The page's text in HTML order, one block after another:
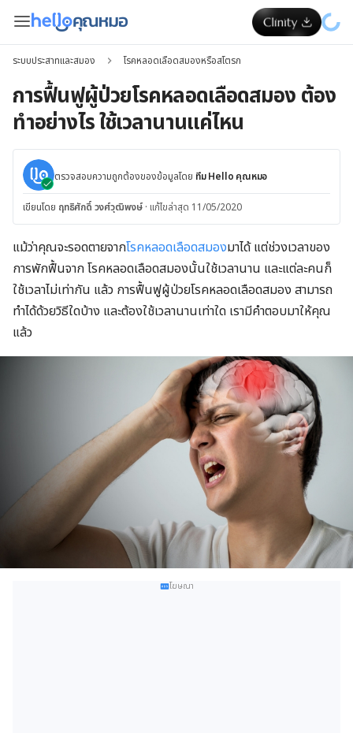
ระบบประสาทและสมอง โรคหลอดเลือดสมองหรือสโตรก
การฟื้นฟูผู้ป่วยโรคหลอดเลือดสมอง ต้อง
ทำอย่างไร ใช้เวลานานแค่ไหน
ตรวจสอบความถูกต้องของข้อมูลโดย ทีม Hello คุณหมอ
เขียนโดย ฤทธิศักดิ์ วงศ์วุฒิพงษ์ · แก้ไขล่าสุด 11/05/2020
แม้ว่าคุณจะรอดตายจากโรคหลอดเลือดสมองมาได้ แต่ช่วงเวลาของ
การพักฟื้นจาก โรคหลอดเลือดสมองนั้นใช้เวลานาน และแต่ละคนก็
ใช้เวลาไม่เท่ากัน แล้ว การฟื้นฟูผู้ป่วยโรคหลอดเลือดสมอง สามารถ
ทำได้ด้วยวิธีใดบ้าง และต้องใช้เวลานานเท่าใด เรามีคำตอบมาให้คุณ
แล้ว
โฆษณา